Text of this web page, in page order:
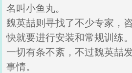
名叫小鱼丸。
魏英喆则寻找了不少专家，
快就要进行安装和常规训练。
一切有条不紊，不过魏英喆
事情。